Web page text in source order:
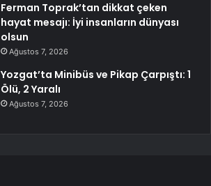
Ferman Toprak’tan dikkat çeken
hayat mesajı: İyi insanların dünyası
olsun
Ağustos 7, 2026
Yozgat’ta Minibüs ve Pikap Çarpıştı: 1
Ölü, 2 Yaralı
Ağustos 7, 2026